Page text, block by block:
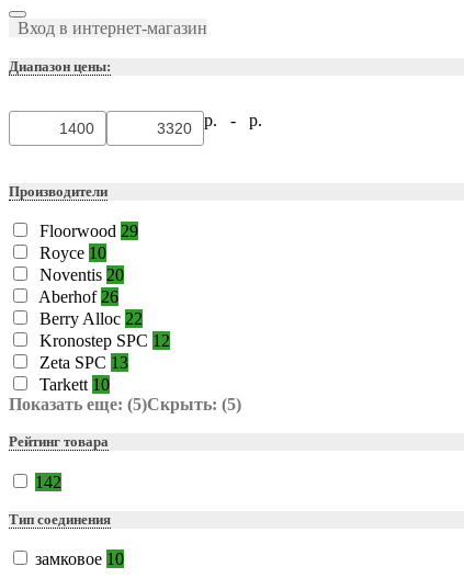
Вход в интернет-магазин
Диапазон цены:
р. - р.
Производители
Floorwood 29
Royce 10
Noventis 20
Aberhof 26
Berry Alloc 22
Kronostep SPC 12
Zeta SPC 13
Tarkett 10
Показать еще: (5)Скрыть: (5)
Рейтинг товара
142
Тип соединения
замковое 10